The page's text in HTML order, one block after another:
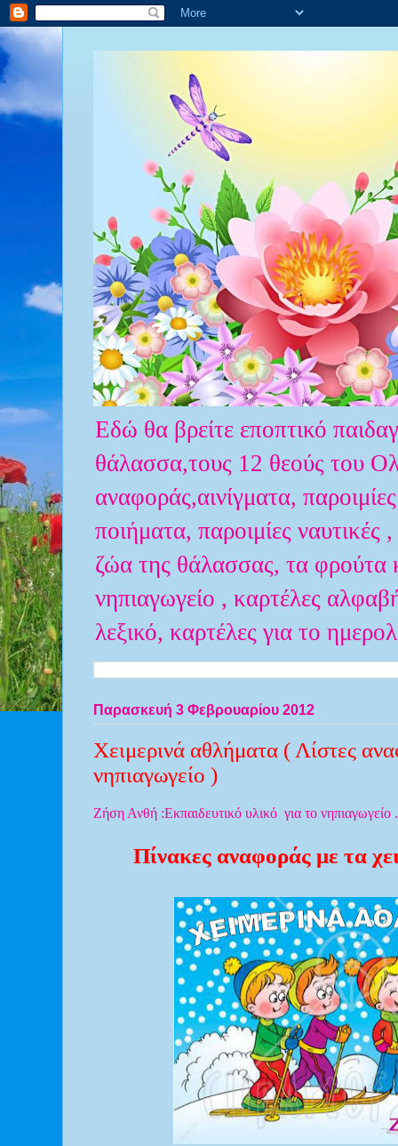
Εδώ θα βρείτε εποπτικό
θάλασσα,τους 12 θεούς του
αναφοράς,αινίγματα,
ποιήματα, παροιμίες
ζώα της θάλασσας, τα φρούτα
νηπιαγωγείο , καρτέλες
λεξικό, καρτέλες για το
Παρασκευή 3 Φεβρουαρίου 2012
Χειμερινά αθλήματα ( Λίστες
νηπιαγωγείο )
Ζήση Ανθή :Εκπαιδευτικό υλικό για το νηπιαγωγείο .
Πίνακες αναφοράς με τα